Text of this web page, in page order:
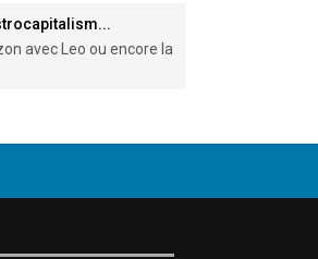
avec Leo ou encore la